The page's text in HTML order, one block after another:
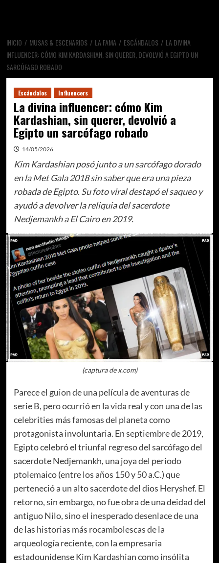
INICIO MUSAS & ESCENARIOS LA FAMA ESCÁNDALOS
LA DIVINA
INFLUENCER: CÓMO KIM KARDASHIAN, SIN QUERER, DEVOLVIÓ A EGIPTO UN
SARCÓFAGO ROBADO
Escándalos Influencers
La divina influencer: cómo Kim
Kardashian, sin querer, devolvió a
Egipto un sarcófago robado
14/05/2026
Kim Kardashian posó junto a un sarcófago dorado
en la Met Gala 2018 sin saber que era una pieza
robada de Egipto. Su foto viral destapó el saqueo y
ayudó a devolver la reliquia del sacerdote
Nedjemankh a El Cairo en 2019.
(captura de x.com)
Parece el guion de una película de aventuras de
serie B, pero ocurrió en la vida real y con una de las
celebrities más famosas del planeta como
protagonista involuntaria. En septiembre de 2019,
Egipto celebró el triunfal regreso del sarcófago del
sacerdote Nedjemankh, una joya del periodo
ptolemaico (entre los años 150 y 50 a.C.) que
perteneció a un alto sacerdote del dios Heryshef. El
retorno, sin embargo, no fue obra de una deidad del
antiguo Nilo, sino el inesperado desenlace de una
de las historias más rocambolescas de la
arqueología reciente, con la empresaria
estadounidense Kim Kardashian como insólita